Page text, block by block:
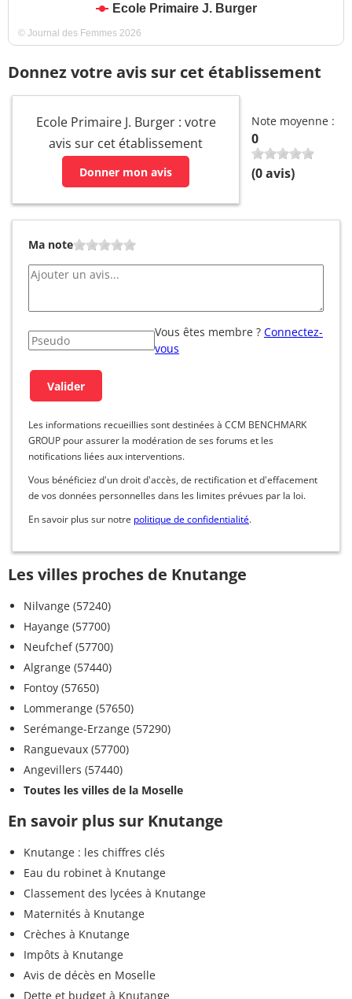
Ecole Primaire J. Burger
© Journal des Femmes 2026
Donnez votre avis sur cet établissement
Ecole Primaire J. Burger : votre
avis sur cet établissement
Donner mon avis
Note moyenne :
0
(0avis)
Ma note
Vous êtes membre ? Connectez-
vous
Les informations recueillies sont destinées à CCM BENCHMARK
GROUP pour assurer la modération de ses forums et les
notifications liées aux interventions.
Vous bénéficiez d'un droit d'accès, de rectification et d'effacement
de vos données personnelles dans les limites prévues par la loi.
En savoir plus sur notre politique de confidentialité.
Les villes proches de Knutange
Nilvange (57240)
Hayange (57700)
Neufchef (57700)
Algrange (57440)
Fontoy (57650)
Lommerange (57650)
Serémange-Erzange (57290)
Ranguevaux (57700)
Angevillers (57440)
Toutes les villes de la Moselle
En savoir plus sur Knutange
Knutange : les chiffres clés
Eau du robinet à Knutange
Classement des lycées à Knutange
Maternités à Knutange
Crèches à Knutange
Impôts à Knutange
Avis de décès en Moselle
Dette et budget à Knutange